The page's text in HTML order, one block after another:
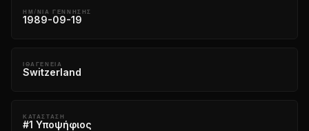
ΗΜ/ΝΙΑ ΓΕΝΝΗΣΗΣ
1989-09-19
ΙΘΑΓΈΝΕΙΑ
Switzerland
ΚΑΤΆΣΤΑΣΗ
#1 Υποψήφιος